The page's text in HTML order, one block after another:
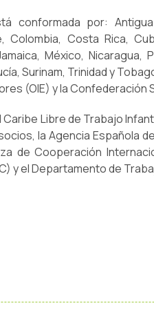
conformada por:
Colombia, Costa Rica,
México, Nicaragua,
Surinam, Trinidad y
(OIE) y la Confederación
Caribe Libre de Trabajo
la Agencia Española
de Cooperación
y el Departamento de